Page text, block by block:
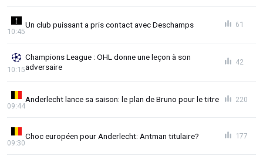
Un club puissant a pris contact avec Deschamps
10:45
61
Champions League : OHL donne une leçon à son
adversaire
10:15
42
Anderlecht lance sa saison: le plan de Bruno pour le titre
09:44
220
Choc européen pour Anderlecht: Antman titulaire?
09:30
177